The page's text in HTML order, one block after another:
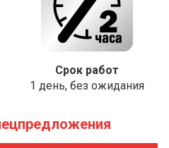
Срок работ
1 день, без ожидания